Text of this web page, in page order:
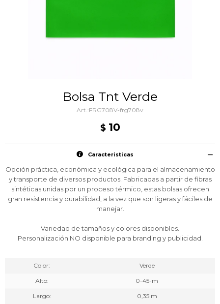
Bolsa Tnt Verde
FRG708V-frg708v
$ 10
Caracteristicas
Opción práctica, económica y ecológica para el almacenamiento
y transporte de diversos productos. Fabricadas a partir de fibras
sintéticas unidas por un proceso térmico, estas bolsas ofrecen
gran resistencia y durabilidad, a la vez que son ligeras y fáciles de
manejar.
Variedad de tamaños y colores disponibles.
Personalización NO disponible para branding y publicidad.
Color Verde
Alto 0-45-m
Largo 0,35 m